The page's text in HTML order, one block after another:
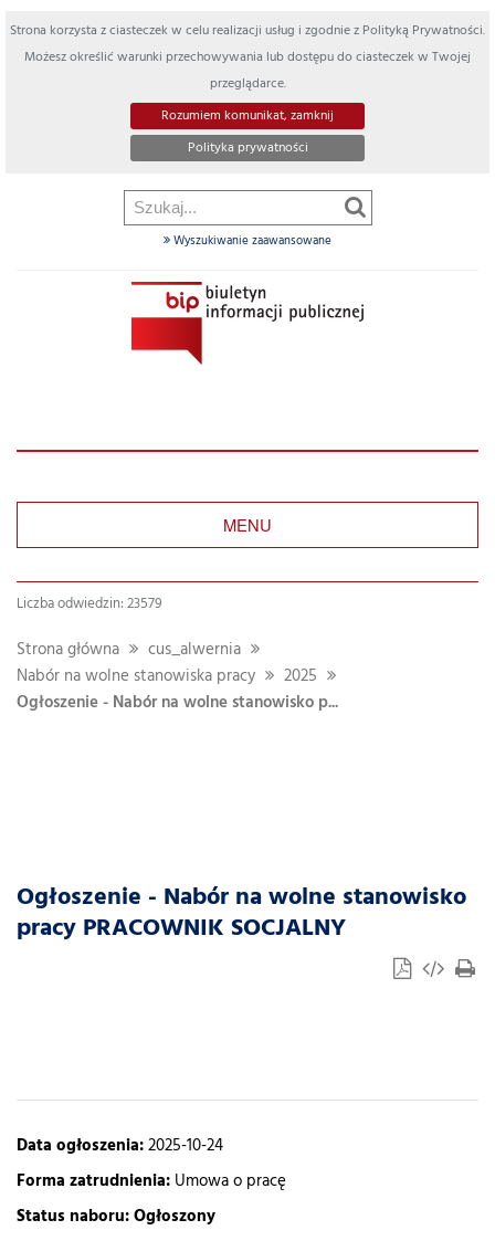
Strona korzysta z ciasteczek w celu realizacji usług i zgodnie z Polityką Prywatności.
Możesz określić warunki przechowywania lub dostępu do ciasteczek w Twojej
przeglądarce.
Rozumiem komunikat, zamknij
Polityka prywatności
Wyszukiwanie zaawansowane
MENU
Liczba odwiedzin: 23579
Strona główna
cus_alwernia
Nabór na wolne stanowiska pracy
2025
Ogłoszenie - Nabór na wolne stanowisko p...
Ogłoszenie - Nabór na wolne stanowisko
pracy PRACOWNIK SOCJALNY
Data ogłoszenia:2025-10-24
Forma zatrudnienia: Umowa o pracę
Status naboru:Ogłoszony